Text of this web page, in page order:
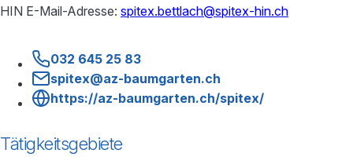
HIN E-Mail-Adresse: spitex.bettlach@spitex-hin.ch
032 645 25 83
spitex@az-baumgarten.ch
https://az-baumgarten.ch/spitex/
Tätigkeitsgebiete